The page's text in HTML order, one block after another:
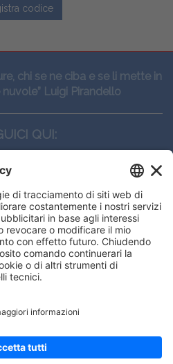
codice
chi se ne ciba e se li mette in
Luigi Pirandello
QUI:
srl
21 - 20134, Milano
ORARI
- 13:00 – 14:00 - 17:30
- 13:00 – 14:00 - 16:00